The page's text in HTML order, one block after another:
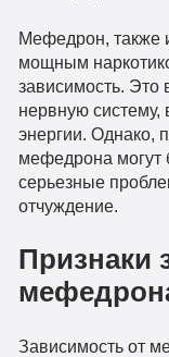
Мефедрон, также
мощным
зависимость. Это
нервную
энергии. Однако,
мефедрона могут
серьезные
отчуждение.
Признаки
Зависимость от